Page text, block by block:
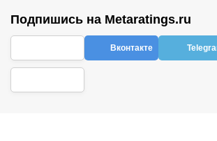
Подпишись на Metaratings.ru
Вконтакте